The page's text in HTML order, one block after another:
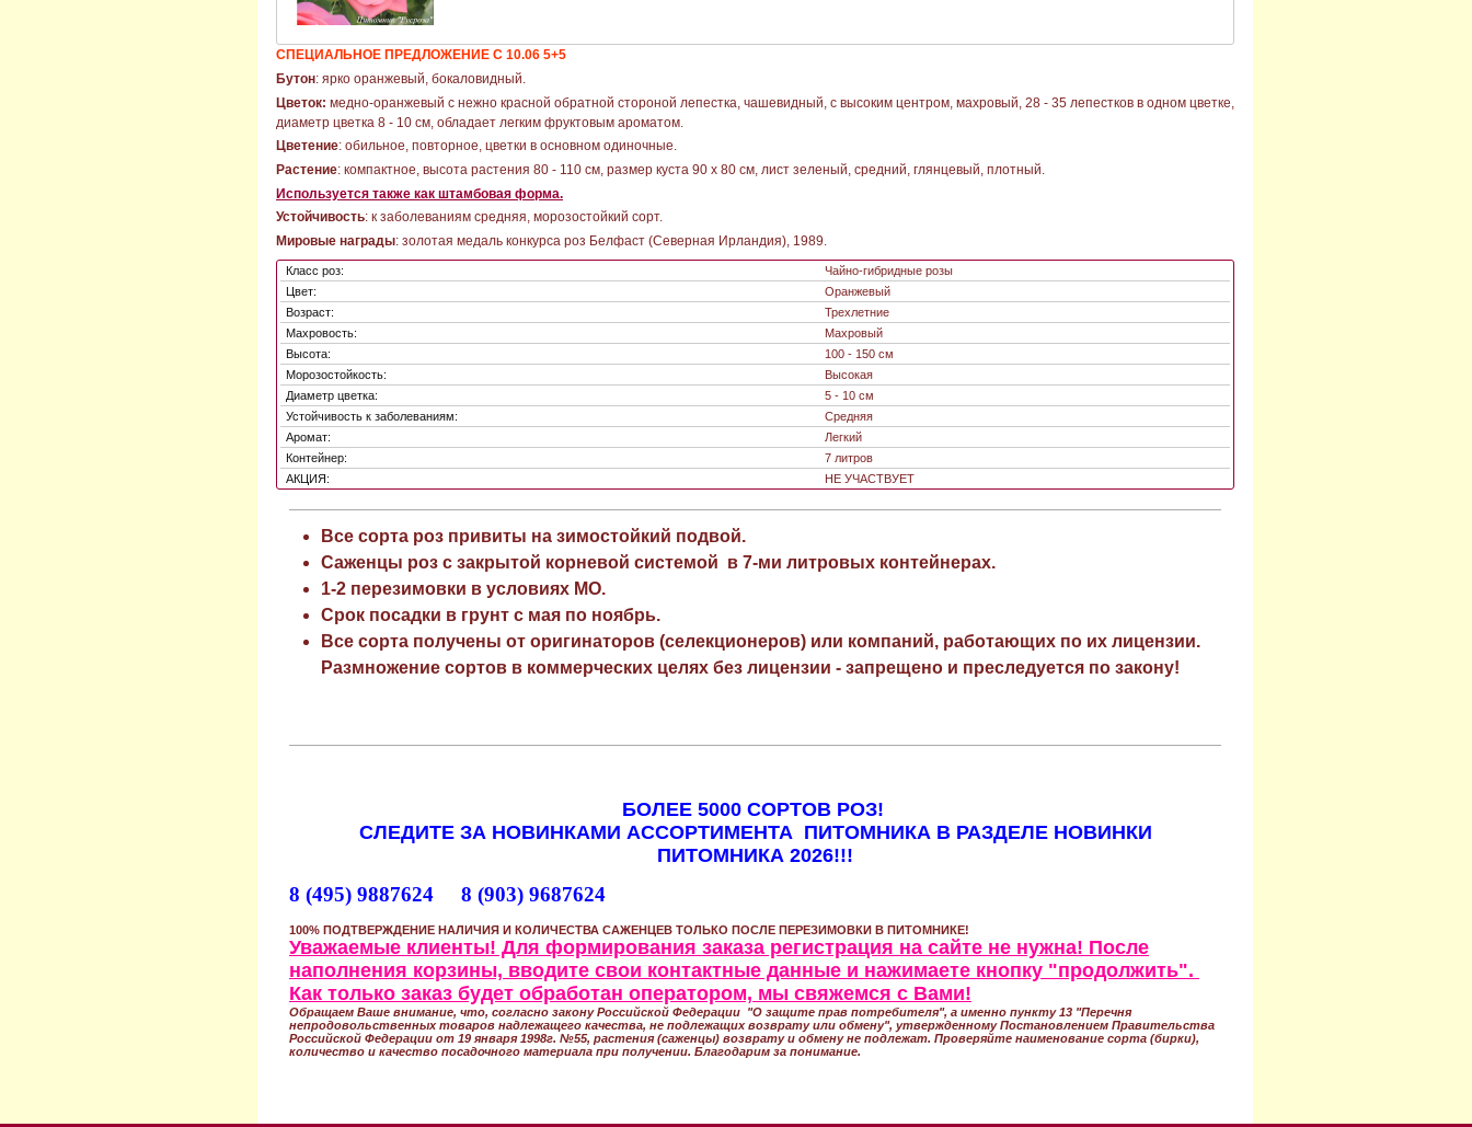
СПЕЦИАЛЬНОЕ ПРЕДЛОЖЕНИЕ С 10.06 5+5
Бутон: ярко оранжевый, бокаловидный.
Цветок: медно-оранжевый с нежно красной обратной стороной лепестка, чашевидный, с высоким центром, махровый, 28 - 35 лепестков в одном цветке,
диаметр цветка 8 - 10 см, обладает легким фруктовым ароматом.
Цветение: обильное, повторное, цветки в основном одиночные.
Растение: компактное, высота растения 80 - 110 см, размер куста 90 х 80 см, лист зеленый, средний, глянцевый, плотный.
Используется также как штамбовая форма.
Устойчивость: к заболеваниям средняя, морозостойкий сорт.
Мировые награды: золотая медаль конкурса роз Белфаст (Северная Ирландия), 1989.
Класс роз:
Чайно-гибридные розы
Цвет:
Оранжевый
Возраст:
Трехлетние
Махровость:
Махровый
Высота:
100 - 150 см
Морозостойкость:
Высокая
Диаметр цветка:
5 - 10 см
Устойчивость к заболеваниям:
Средняя
Аромат:
Легкий
Контейнер:
7 литров
АКЦИЯ:
НЕ УЧАСТВУЕТ
Все сорта роз привиты на зимостойкий подвой.
Саженцы роз с закрытой корневой системой в 7-ми литровых контейнерах.
1-2 перезимовки в условиях МО.
Срок посадки в грунт с мая по ноябрь.
Все сорта получены от оригинаторов (селекционеров) или компаний, работающих по их лицензии.
Размножение сортов в коммерческих целях без лицензии - запрещено и преследуется по закону!
БОЛЕЕ 5000 СОРТОВ РОЗ!
СЛЕДИТЕ ЗА НОВИНКАМИ АССОРТИМЕНТА ПИТОМНИКА В РАЗДЕЛЕ НОВИНКИ
ПИТОМНИКА 2026!!!
8 (495) 9887624 8 (903) 9687624
100% ПОДТВЕРЖДЕНИЕ НАЛИЧИЯ И КОЛИЧЕСТВА САЖЕНЦЕВ ТОЛЬКО ПОСЛЕ ПЕРЕЗИМОВКИ В ПИТОМНИКЕ!
Уважаемые клиенты! Для формирования заказа регистрация на сайте не нужна! После
наполнения корзины, вводите свои контактные данные и нажимаете кнопку "продолжить".
Как только заказ будет обработан оператором, мы свяжемся с Вами!
Обращаем Ваше внимание, что, согласно закону Российской Федерации "О защите прав потребителя", а именно пункту 13 "Перечня
непродовольственных товаров надлежащего качества, не подлежащих возврату или обмену", утвержденному Постановлением Правительства
Российской Федерации от 19 января 1998г. №55, растения (саженцы) возврату и обмену не подлежат. Проверяйте наименование сорта (бирки),
количество и качество посадочного материала при получении. Благодарим за понимание.